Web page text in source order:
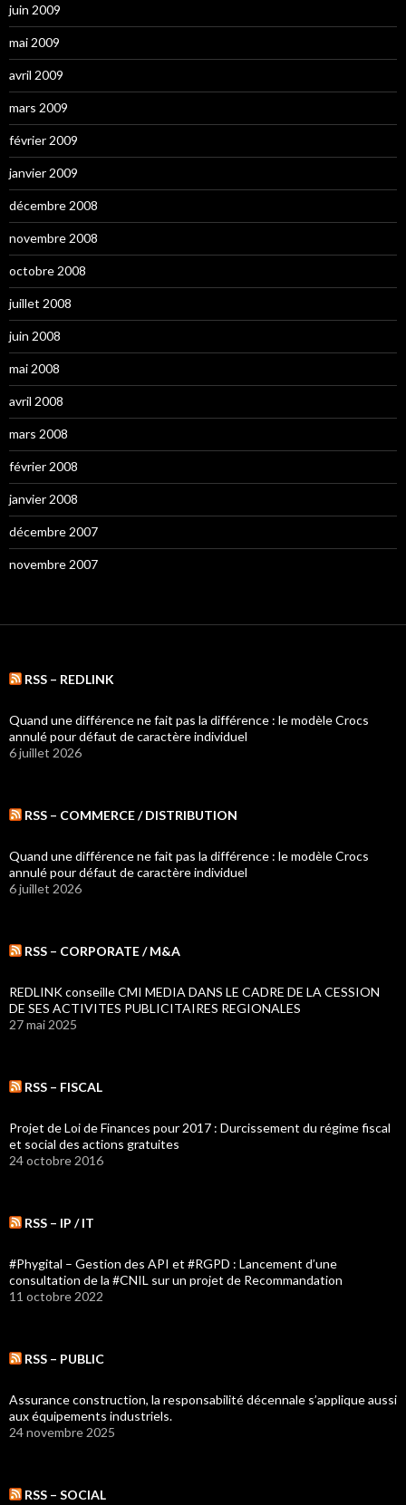
juin 2009
mai 2009
avril 2009
mars 2009
février 2009
janvier 2009
décembre 2008
novembre 2008
octobre 2008
juillet 2008
juin 2008
mai 2008
avril 2008
mars 2008
février 2008
janvier 2008
décembre 2007
novembre 2007
RSS – REDLINK
Quand une différence ne fait pas la différence : le modèle Crocs
annulé pour défaut de caractère individuel
6 juillet 2026
RSS – COMMERCE / DISTRIBUTION
Quand une différence ne fait pas la différence : le modèle Crocs
annulé pour défaut de caractère individuel
6 juillet 2026
RSS – CORPORATE / M&A
REDLINK conseille CMI MEDIA DANS LE CADRE DE LA CESSION
DE SES ACTIVITES PUBLICITAIRES REGIONALES
27 mai 2025
RSS – FISCAL
Projet de Loi de Finances pour 2017 : Durcissement du régime fiscal
et social des actions gratuites
24 octobre 2016
RSS – IP / IT
#Phygital – Gestion des API et #RGPD : Lancement d’une
consultation de la #CNIL sur un projet de Recommandation
11 octobre 2022
RSS – PUBLIC
Assurance construction, la responsabilité décennale s’applique aussi
aux équipements industriels.
24 novembre 2025
RSS – SOCIAL